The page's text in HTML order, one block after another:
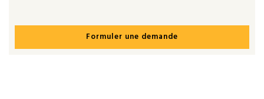
Formuler une demande